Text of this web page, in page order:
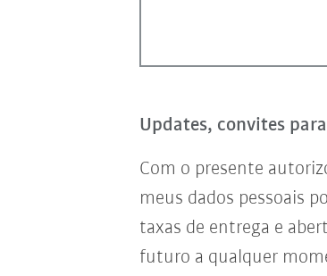
Updates, convites
Com o presente
meus dados pessoais
taxas de entrega e
futuro a qualquer